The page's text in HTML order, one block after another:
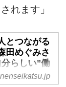
れます」
とつながる
田めぐみさ
らしい”働